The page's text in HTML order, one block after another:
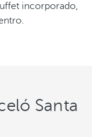
incorporado,
Santa